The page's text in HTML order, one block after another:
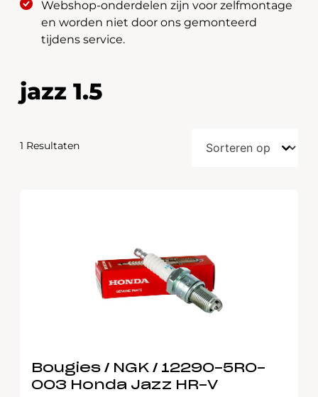
Webshop-onderdelen zijn voor zelfmontage
en worden niet door ons gemonteerd
tijdens service.
jazz 1.5
1 Resultaten
Bougies / NGK / 12290-5R0-
003 Honda Jazz HR-V